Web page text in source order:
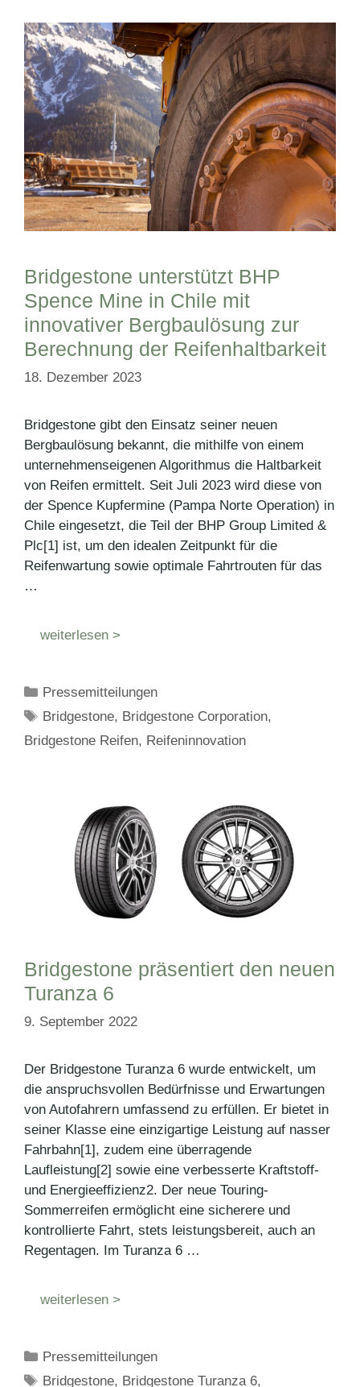
Bridgestone unterstützt BHP
Spence Mine in Chile mit
innovativer Bergbaulösung zur
Berechnung der Reifenhaltbarkeit
18. Dezember 2023
Bridgestone gibt den Einsatz seiner neuen
Bergbaulösung bekannt, die mithilfe von einem
unternehmenseigenen Algorithmus die Haltbarkeit
von Reifen ermittelt. Seit Juli 2023 wird diese von
der Spence Kupfermine (Pampa Norte Operation) in
Chile eingesetzt, die Teil der BHP Group Limited &
Plc[1] ist, um den idealen Zeitpunkt für die
Reifenwartung sowie optimale Fahrtrouten für das
…
weiterlesen >
Kategorien
Pressemitteilungen
Schlagwörter
Bridgestone, Bridgestone Corporation,
Bridgestone Reifen, Reifeninnovation
Bridgestone präsentiert den neuen
Turanza 6
9. September 2022
Der Bridgestone Turanza 6 wurde entwickelt, um
die anspruchsvollen Bedürfnisse und Erwartungen
von Autofahrern umfassend zu erfüllen. Er bietet in
seiner Klasse eine einzigartige Leistung auf nasser
Fahrbahn[1], zudem eine überragende
Laufleistung[2] sowie eine verbesserte Kraftstoff-
und Energieeffizienz2. Der neue Touring-
Sommerreifen ermöglicht eine sicherere und
kontrollierte Fahrt, stets leistungsbereit, auch an
Regentagen. Im Turanza 6 …
weiterlesen >
Kategorien
Pressemitteilungen
Schlagwörter
Bridgestone, Bridgestone Turanza 6,